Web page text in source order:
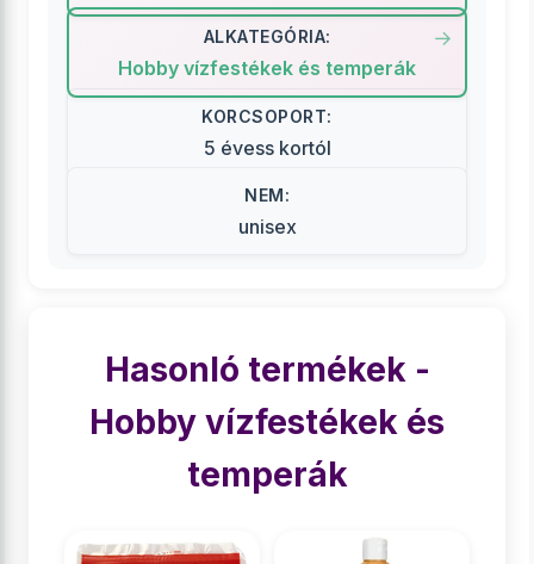
ALKATEGÓRIA:
Hobby vízfestékek és temperák
KORCSOPORT:
5 évess kortól
NEM:
unisex
Hasonló termékek -
Hobby vízfestékek és
temperák